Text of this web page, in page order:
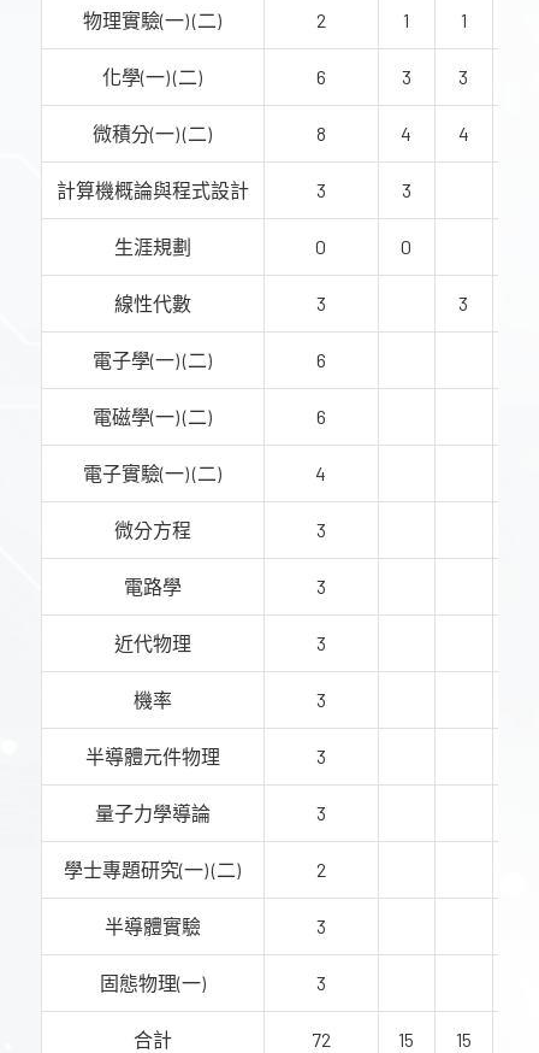
物理實驗(一) (二) 2 1 1
化學(一) (二) 6 3 3
微積分(一) (二) 8 4 4
計算機概論與程式設計 3 3
生涯規劃 0 0
線性代數 3 3
電子學(一) (二) 6
電磁學(一) (二) 6
電子實驗(一) (二) 4
微分方程 3
電路學 3
近代物理 3
機率 3
半導體元件物理 3
量子力學導論 3
學士專題研究(一) (二) 2
半導體實驗 3
固態物理(一) 3
合計 72 15 15